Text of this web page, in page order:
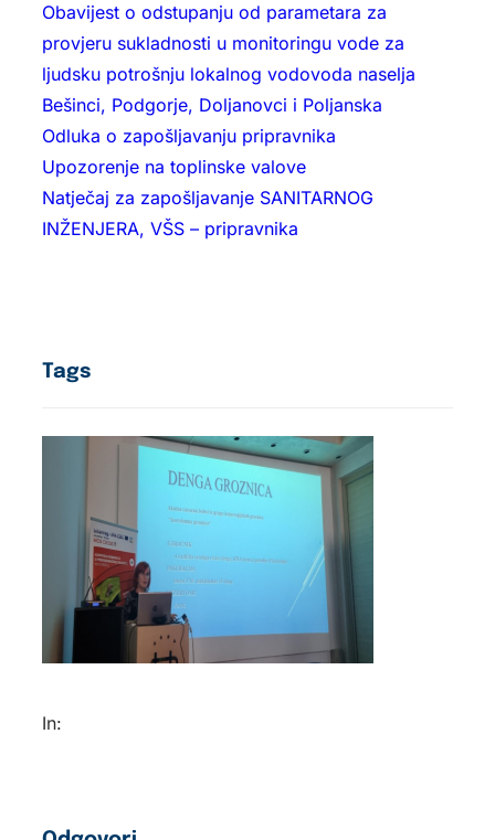
Obavijest o odstupanju od parametara za
provjeru sukladnosti u monitoringu vode za
ljudsku potrošnju lokalnog vodovoda naselja
Bešinci, Podgorje, Doljanovci i Poljanska
Odluka o zapošljavanju pripravnika
Upozorenje na toplinske valove
Natječaj za zapošljavanje SANITARNOG
INŽENJERA, VŠS – pripravnika
Tags
In: